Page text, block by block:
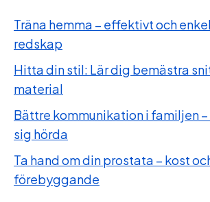
Träna hemma – effektivt och
redskap
Hitta din stil: Lär dig bemästra
material
Bättre kommunikation i familjen –
sig hörda
Ta hand om din prostata – kost
förebyggande